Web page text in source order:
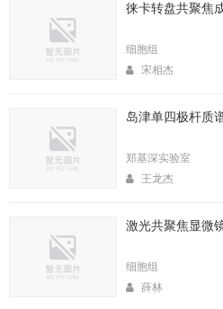
2025年4月春季大型仪器培
生命中心2025寒假值班表
2026年春季大型仪器培训
生命科学实验中心2026年
徕卡转盘共聚焦
细胞组
宋相杰
岛津单四极杆质
郑基深实验室
王龙杰
激光共聚焦显微
细胞组
薛林